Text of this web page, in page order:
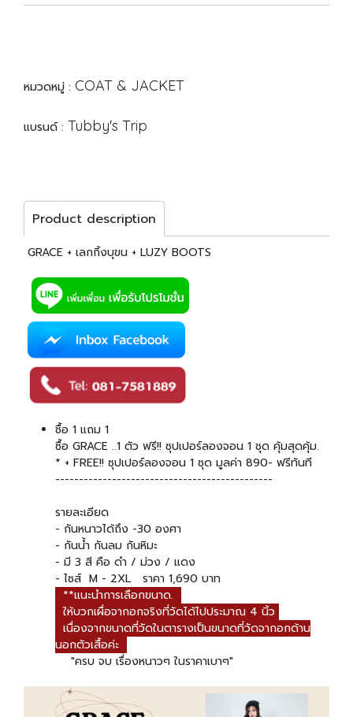
หมวดหมู่ : COAT & JACKET
แบรนด์ : Tubby's Trip
Product description
GRACE + เลกกิ้งบุขน + LUZY BOOTS
ซื้อ 1 แถม 1
ซื้อ GRACE ..1 ตัว ฟรี!! ซุปเปอร์ลองจอน 1 ชุด คุ้มสุดคุ้ม.
* + FREE!! ซุปเปอร์ลองจอน 1 ชุด มูลค่า 890- ฟรีทันที
----------------------------------------------
รายละเอียด
- กันหนาวได้ถึง -30 องศา
- กันน้ำ กันลม กันหิมะ
- มี 3 สี คือ ดำ / ม่วง / แดง
- ไซส์ M - 2XL ราคา 1,690 บาท
**แนะนำการเลือกขนาด.
ให้บวกเผื่อจากอกจริงที่วัดได้ไปประมาณ 4 นิ้ว
เนื่องจากขนาดที่วัดในตารางเป็นขนาดที่วัดจากอกด้าน
นอกตัวเสื้อค่ะ
"ครบ จบ เรื่องหนาวๆ ในราคาเบาๆ"